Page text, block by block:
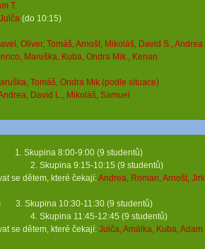
T.
(do 10:15)
Oliver, Tomáš, Arnošt, Mikoláš, David S., Andrea
Maruška, Kuba, Ondra Mik., Kenan
Tomáš, Ondra Mik.(podle situace)
David L., Mikoláš, Samuel
Skupina 8:00-9:00 (9 studentů)
(9 studentů)
které čekají:Andrea, Roman, Arnošt,
Skupina 10:30-11:30 (9 studentů)
(9 studentů)
které čekají: Julča, Amálka, Kuba, Adam